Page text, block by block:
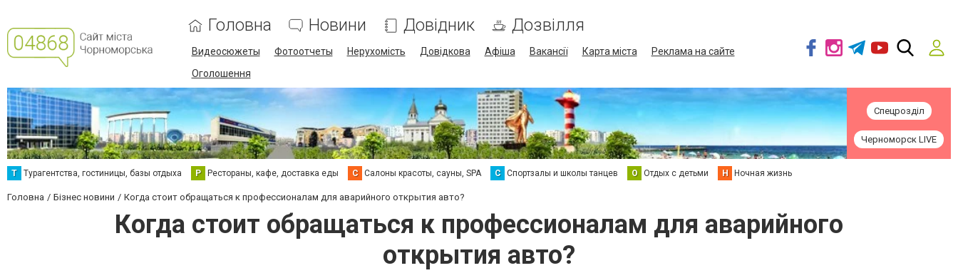
Головна Новини Довідник Дозвілля
Видеосюжеты Фотоотчеты Нерухомість Довідкова Афіша Вакансії Карта міста
Реклама на сайте
Оголошення
Спецрозділ
Черноморск LIVE
Т Турагентства, гостиницы, базы отдыха Р Рестораны, кафе, доставка еды С Салоны красоты, сауны, SPA С Спортзалы и школы танцев О Отдых с детьми Н Ночная жизнь
Головна Бізнес новини Когда стоит обращаться к профессионалам для аварийного открытия авто?
Когда стоит обращаться к профессионалам для аварийного
открытия авто?